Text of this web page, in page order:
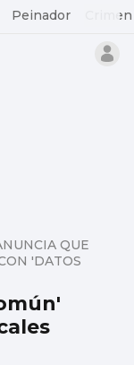
Peinador
QUE
'DATOS